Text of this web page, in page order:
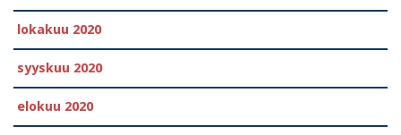
lokakuu 2020
syyskuu 2020
elokuu 2020